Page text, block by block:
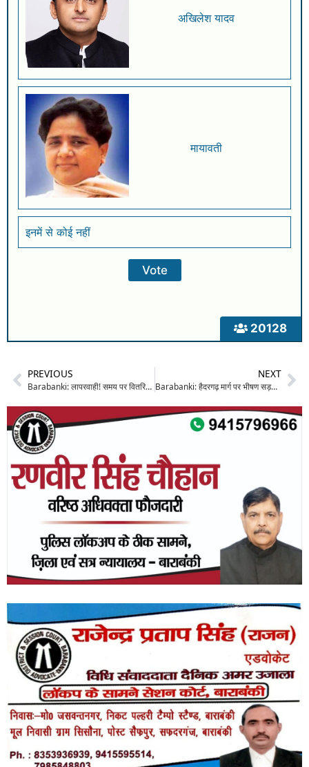
20128
अखिलेश यादव
मायावती
इनमें से कोई नहीं
PREVIOUS
Barabanki: लापरवाही! समय पर वितरित न होने के चलते एक्सपायर हो गई लाखों रुपए कीमत की दवाएं, अधिकारी बोले.. “जांच के बाद होगी कार्रवाई”
NEXT
Barabanki: हैदरगढ़ मार्ग पर भीषण सड़क हादसा: तेज़ रफ़्तार ई-रिक्शा पेड़ से टकराया, चालक समेत 8 महिलाएं घायल, 3 की हालत नाज़ुक